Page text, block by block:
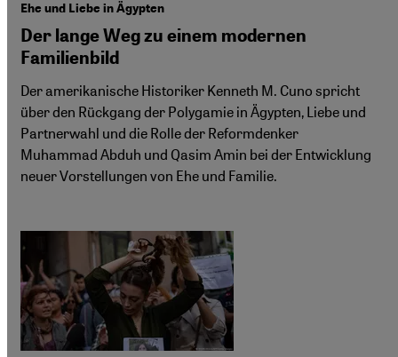
Ehe und Liebe in Ägypten
Der lange Weg zu einem modernen
Familienbild
Der amerikanische Historiker Kenneth M. Cuno spricht
über den Rückgang der Polygamie in Ägypten, Liebe und
Partnerwahl und die Rolle der Reformdenker
Muhammad Abduh und Qasim Amin bei der Entwicklung
neuer Vorstellungen von Ehe und Familie.